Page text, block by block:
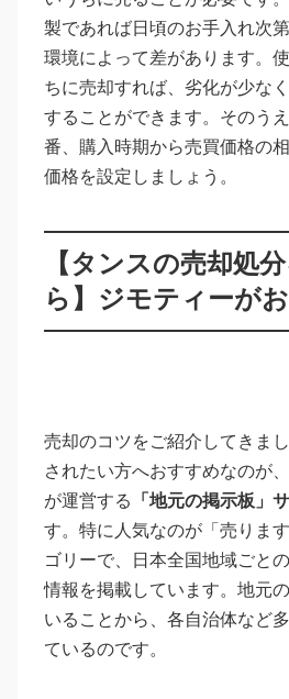
製であれば日頃のお手入れ次
環境によって差があります。
ちに売却すれば、劣化が少な
することができます。そのう
番、購入時期から売買価格の
価格を設定しましょう。
【タンスの売却処
ら】ジモティーが
売却のコツをご紹介してきま
されたい方へおすすめなのが
が運営する
「地元の掲示板」
す。特に人気なのが「売りま
ゴリーで、日本全国地域ごと
情報を掲載しています。地元
いることから、各自治体など
ているのです。